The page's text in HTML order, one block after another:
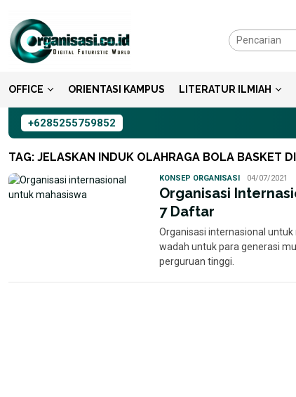
konten
OFFICE ORIENTASI KAMPUS LITERATUR ILMIAH
+6285255759852
TAG: JELASKAN INDUK OLAHRAGA BOLA BASKET
KONSEP ORGANISASIAyu04/07/2021
Organisasi
7 Daftar
Organisasi internasional
wadah untuk para generasi
perguruan tinggi.